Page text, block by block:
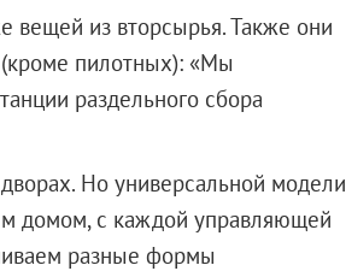
вещей из вторсырья. Также они
(кроме пилотных): «Мы
раздельного сбора
Но универсальной модели
домом, с каждой управляющей
разные формы